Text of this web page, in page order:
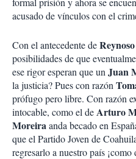
acusado de vínculos con el
Con el antecedente deReynoso
posibilidades de que
ese rigor esperan que un Juan
la justicia? Pues con razón
prófugo pero libre. Con razón
intocable, como el deArturo
Moreiraanda becado en
que el Partido Joven de
regresarlo a nuestro país ¡como